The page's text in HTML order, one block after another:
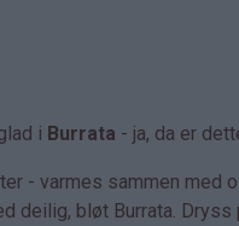
i Burrata - ja, da er
- varmes sammen
deilig, bløt Burrata.